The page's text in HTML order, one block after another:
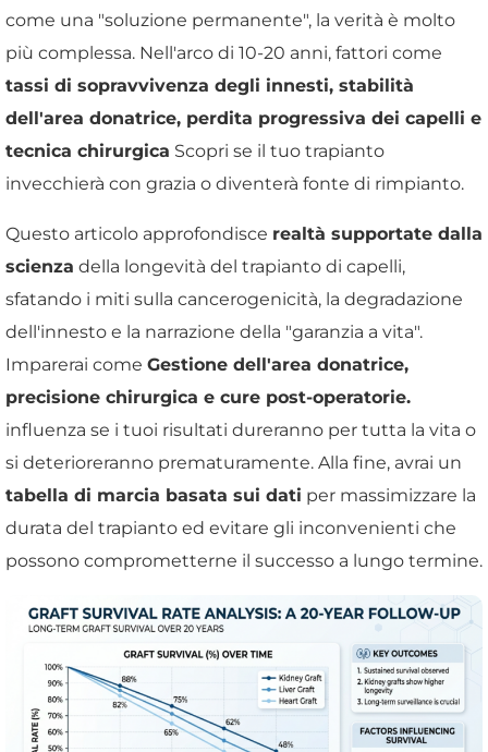
come una "soluzione permanente", la verità è molto
più complessa. Nell'arco di 10-20 anni, fattori come
tassi di sopravvivenza degli innesti, stabilità
dell'area donatrice, perdita progressiva dei capelli e
tecnica chirurgica Scopri se il tuo trapianto
invecchierà con grazia o diventerà fonte di rimpianto.
Questo articolo approfondisce realtà supportate dalla
scienza della longevità del trapianto di capelli,
sfatando i miti sulla cancerogenicità, la degradazione
dell'innesto e la narrazione della "garanzia a vita".
Imparerai come Gestione dell'area donatrice,
precisione chirurgica e cure post-operatorie.
influenza se i tuoi risultati dureranno per tutta la vita o
si deterioreranno prematuramente. Alla fine, avrai un
tabella di marcia basata sui dati per massimizzare la
durata del trapianto ed evitare gli inconvenienti che
possono comprometterne il successo a lungo termine.